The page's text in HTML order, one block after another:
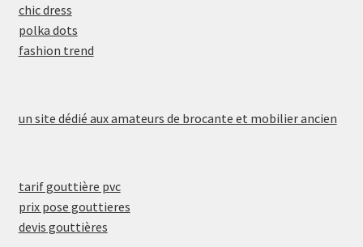
chic dress
polka dots
fashion trend
un site dédié aux amateurs de brocante et mobilier ancien
tarif gouttière pvc
prix pose gouttieres
devis gouttières